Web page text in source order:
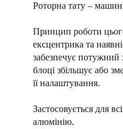
Роторна тату –
Принцип роботи
ексцентрика та
забезпечує
блоці збільшує або
її налаштування.
Застосовується для
алюмінію.